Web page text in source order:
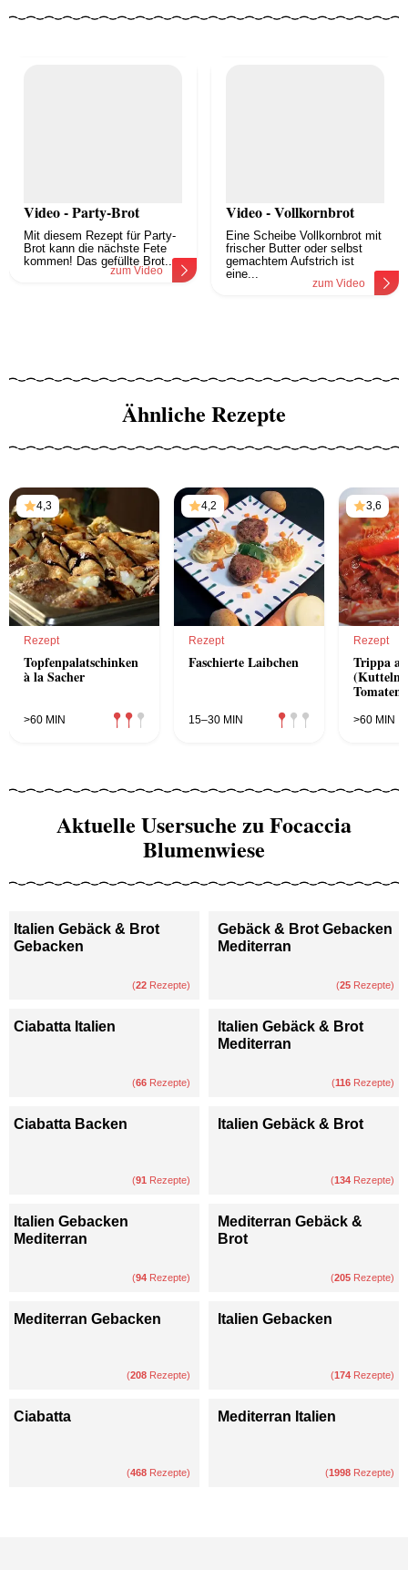
Video - Party-Brot
Mit diesem Rezept für Party-
Brot kann die nächste Fete
kommen! Das gefüllte Brot...
zum Video
Video - Vollkornbrot
Eine Scheibe Vollkornbrot mit
frischer Butter oder selbst
gemachtem Aufstrich ist
eine...
zum Video
Ähnliche Rezepte
4,3
Rezept
Topfenpalatschinken
à la Sacher
>60 MIN
4,2
Rezept
Faschierte Laibchen
15–30 MIN
3,6
Rezept
Trippa
(Kutteln
>60 MIN
Aktuelle Usersuche zu Focaccia
Blumenwiese
Italien Gebäck & Brot
Gebacken
(22 Rezepte)
Gebäck & Brot Gebacken
Mediterran
(25 Rezepte)
Ciabatta Italien
(66 Rezepte)
Italien Gebäck & Brot
Mediterran
(116 Rezepte)
Ciabatta Backen
(91 Rezepte)
Italien Gebäck & Brot
(134 Rezepte)
Italien Gebacken
Mediterran
(94 Rezepte)
Mediterran Gebäck &
Brot
(205 Rezepte)
Mediterran Gebacken
(208 Rezepte)
Italien Gebacken
(174 Rezepte)
Ciabatta
(468 Rezepte)
Mediterran Italien
(1998 Rezepte)